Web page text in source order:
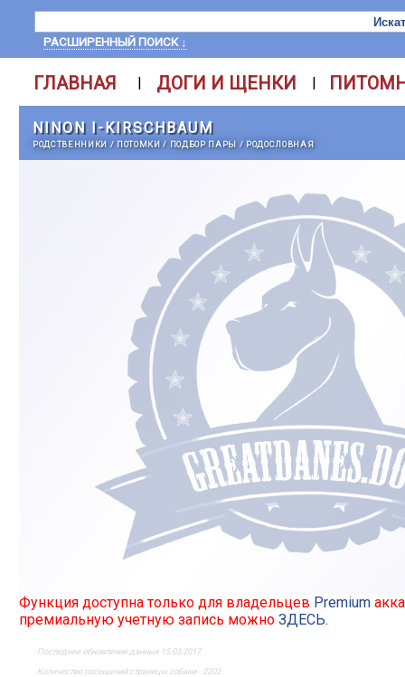
РАСШИРЕННЫЙ ПОИСК ↓
ГЛАВНАЯ | ДОГИ И ЩЕНКИ |
NINON I-KIRSCHBAUM
РОДСТВЕННИКИ / ПОТОМКИ/ ПОДБОР ПАРЫ / РОДОСЛОВНАЯ
Функция доступна только для владельцев Premium
премиальную учетную запись можно ЗДЕСЬ.
Последнее обновление данных 15.03.2017
Количество посещений страницы собаки - 2202